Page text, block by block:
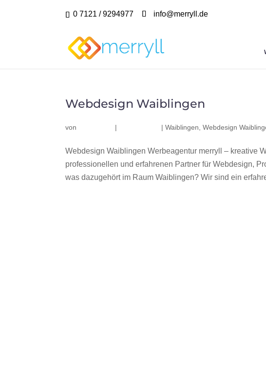
0 7121 / 9294977 info@merryll.de
Webdesign Waiblingen
von | |Waiblingen ,Webdesign
Webdesign Waiblingen Werbeagentur merryll – kreative
professionellen und erfahrenen Partner für Webdesign,
was dazugehört im Raum Waiblingen? Wir sind ein